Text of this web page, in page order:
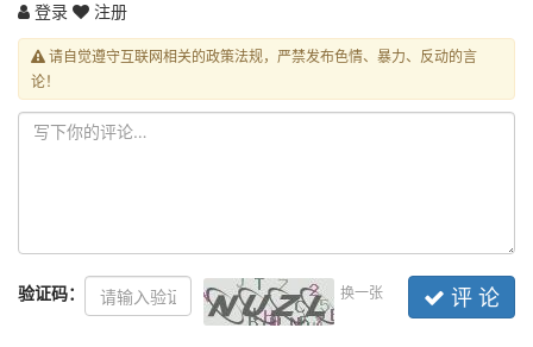
登录 注册
请自觉遵守互联网相关的政策法规，严禁发布色情、暴力、反动的言
论！
验证码： 换一张 评 论